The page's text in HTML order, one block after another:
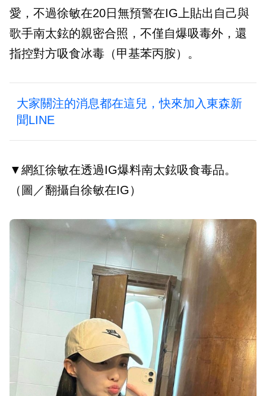
愛，不過徐敏在20日無預警在IG上貼出自己與
歌手南太鉉的親密合照，不僅自爆吸毒外，還
指控對方吸食冰毒（甲基苯丙胺）。
大家關注的消息都在這兒，快來加入東森新
聞LINE
▼網紅徐敏在透過IG爆料南太鉉吸食毒品。
（圖／翻攝自徐敏在IG）